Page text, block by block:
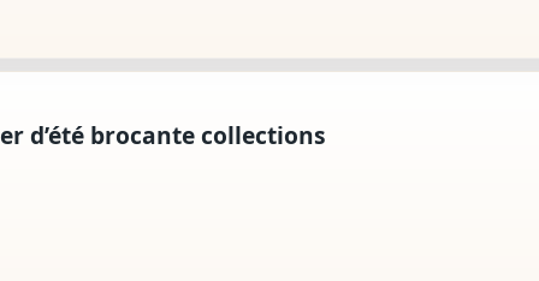
d’été brocante collections